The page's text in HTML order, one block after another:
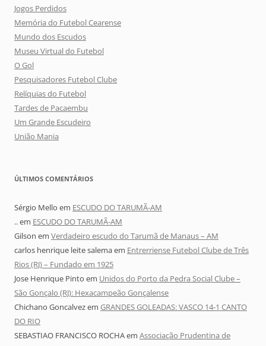
Jogos Perdidos
Memória do Futebol Cearense
Mundo dos Escudos
Museu Virtual do Futebol
O Gol
Pesquisadores Futebol Clube
Relíquias do Futebol
Tardes de Pacaembu
Um Grande Escudeiro
União Mania
ÚLTIMOS COMENTÁRIOS
Sérgio Mello em ESCUDO DO TARUMÃ-AM
..em ESCUDO DO TARUMÃ-AM
Gilson em Verdadeiro escudo do Tarumã de Manaus – AM
carlos henrique leite salemaem Entrerriense Futebol Clube de Três
Rios (RJ) – Fundado em 1925
Jose Henrique Pinto em Unidos do Porto da Pedra Social Clube –
São Gonçalo (RJ): Hexacampeão Gonçalense
Chichano Goncalvezem GRANDES GOLEADAS: VASCO 14-1 CANTO
DO RIO
SEBASTIAO FRANCISCO ROCHAem Associação Prudentina de